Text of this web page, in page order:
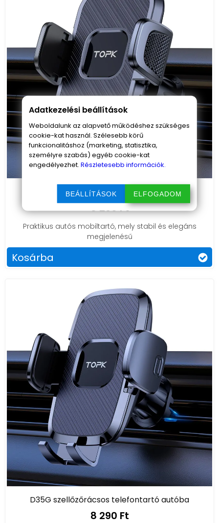
D38G telefontartó autóba, szellőzőrácsra
8 290 Ft
Praktikus autós mobiltartó, mely stabil és elegáns
megjelenésű
Kosárba
D35G szellőzőrácsos telefontartó autóba
8 290 Ft
Adatkezelési beállítások
Weboldalunk az alapvető működéshez szükséges
cookie-kat használ. Szélesebb körű
funkcionalitáshoz (marketing, statisztika,
személyre szabás) egyéb cookie-kat
engedélyezhet. Részletesebb információk.
BEÁLLÍTÁSOK ELFOGADOM